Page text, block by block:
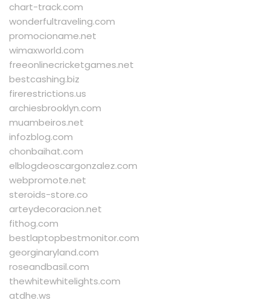
chart-track.com
wonderfultraveling.com
promocioname.net
wimaxworld.com
freeonlinecricketgames.net
bestcashing.biz
firerestrictions.us
archiesbrooklyn.com
muambeiros.net
infozblog.com
chonbaihat.com
elblogdeoscargonzalez.com
webpromote.net
steroids-store.co
arteydecoracion.net
fithog.com
bestlaptopbestmonitor.com
georginaryland.com
roseandbasil.com
thewhitewhitelights.com
atdhe.ws